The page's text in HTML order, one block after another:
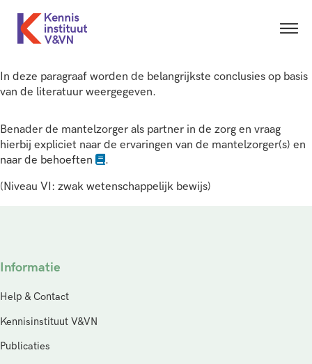
In deze paragraaf worden de belangrijkste conclusies op basis
van de literatuur weergegeven.
Benader de mantelzorger als partner in de zorg en vraag
hierbij expliciet naar de ervaringen van de mantelzorger(s) en
naar de behoeften
.
(Niveau VI: zwak wetenschappelijk bewijs)
Informatie
Help & Contact
Kennisinstituut V&VN
Publicaties